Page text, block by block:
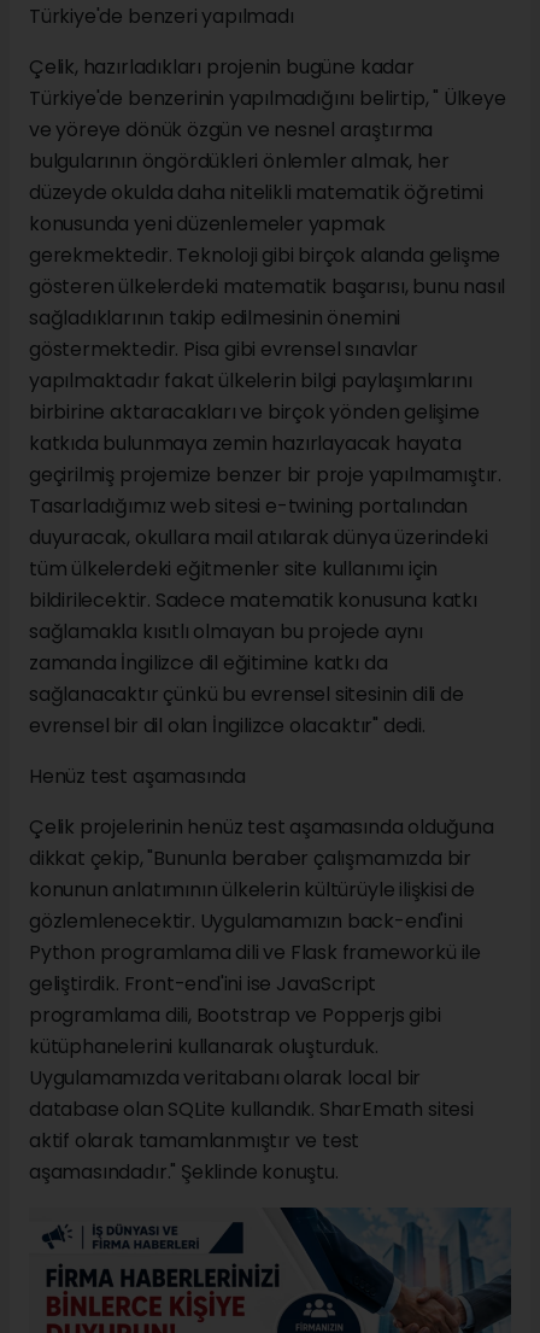
Türkiye'de benzeri yapılmadı
Çelik, hazırladıkları projenin bugüne kadar
Türkiye'de benzerinin yapılmadığını belirtip, " Ülkeye
ve yöreye dönük özgün ve nesnel araştırma
bulgularının öngördükleri önlemler almak, her
düzeyde okulda daha nitelikli matematik öğretimi
konusunda yeni düzenlemeler yapmak
gerekmektedir. Teknoloji gibi birçok alanda gelişme
gösteren ülkelerdeki matematik başarısı, bunu nasıl
sağladıklarının takip edilmesinin önemini
göstermektedir. Pisa gibi evrensel sınavlar
yapılmaktadır fakat ülkelerin bilgi paylaşımlarını
birbirine aktaracakları ve birçok yönden gelişime
katkıda bulunmaya zemin hazırlayacak hayata
geçirilmiş projemize benzer bir proje yapılmamıştır.
Tasarladığımız web sitesi e-twining portalından
duyuracak, okullara mail atılarak dünya üzerindeki
tüm ülkelerdeki eğitmenler site kullanımı için
bildirilecektir. Sadece matematik konusuna katkı
sağlamakla kısıtlı olmayan bu projede aynı
zamanda İngilizce dil eğitimine katkı da
sağlanacaktır çünkü bu evrensel sitesinin dili de
evrensel bir dil olan İngilizce olacaktır" dedi.
Henüz test aşamasında
Çelik projelerinin henüz test aşamasında olduğuna
dikkat çekip, "Bununla beraber çalışmamızda bir
konunun anlatımının ülkelerin kültürüyle ilişkisi de
gözlemlenecektir. Uygulamamızın back-end'ini
Python programlama dili ve Flask frameworkü ile
geliştirdik. Front-end'ini ise JavaScript
programlama dili, Bootstrap ve Popperjs gibi
kütüphanelerini kullanarak oluşturduk.
Uygulamamızda veritabanı olarak local bir
database olan SQLite kullandık. SharEmath sitesi
aktif olarak tamamlanmıştır ve test
aşamasındadır." Şeklinde konuştu.